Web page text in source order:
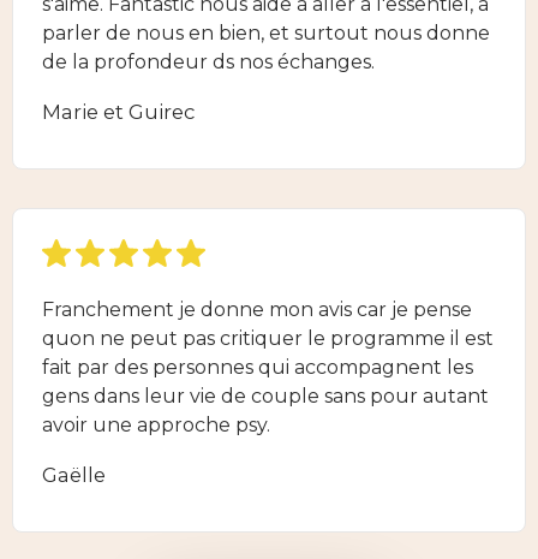
s'aime. Fantastic nous aide à aller à l'essentiel, à
parler de nous en bien, et surtout nous donne
de la profondeur ds nos échanges.
Marie et Guirec
Franchement je donne mon avis car je pense
quon ne peut pas critiquer le programme il est
fait par des personnes qui accompagnent les
gens dans leur vie de couple sans pour autant
avoir une approche psy.
Gaëlle